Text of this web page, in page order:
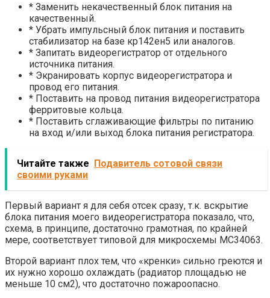
* Заменить некачественный блок питания на
качественный.
* Убрать импульсный блок питания и поставить
стабилизатор на базе кр142ен5 или аналогов.
* Запитать видеорегистратор от отдельного
источника питания.
* Экранировать корпус видеорегистратора и
провод его питания.
* Поставить на провод питания видеорегистратора
ферритовые кольца.
* Поставить сглаживающие фильтры по питанию
на вход и/или выход блока питания регистратора.
Читайте также Подавитель сотовой связи
своими руками
Первый вариант я для себя отсек сразу, т.к. вскрытие
блока питания моего видеорегистратора показало, что,
схема, в принципе, достаточно грамотная, по крайней
мере, соответствует типовой для микросхемы MC34063.
Второй вариант плох тем, что «кренки» сильно греются и
их нужно хорошо охлаждать (радиатор площадью не
меньше 10 см2), что достаточно пожароопасно.